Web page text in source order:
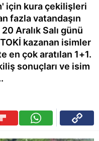
için kura çekilişleri
fazla vatandaşın
Aralık Salı günü
kazanan isimler
en çok aratılan 1+1.
sonuçları ve isim